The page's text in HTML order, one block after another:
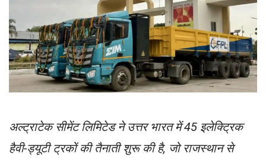
अल्ट्राटेक सीमेंट लिमिटेड ने उत्तर भारत में 45 इलेक्ट्रिक
हैवी-ड्यूटी ट्रकों की तैनाती शुरू की है, जो राजस्थान से